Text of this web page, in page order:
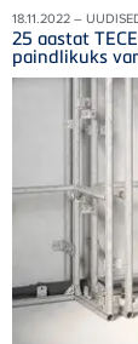
18.11.2022 –
25 aastat
paindlikuks